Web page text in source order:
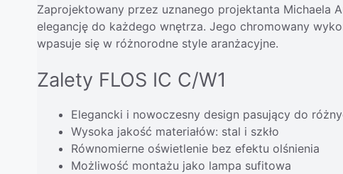
Zaprojektowany przez uznanego projektanta Michaela
elegancję do każdego wnętrza. Jego chromowany
wpasuje się w różnorodne style aranżacyjne.
Zalety FLOS IC C/W1
Elegancki i nowoczesny design pasujący do
Wysoka jakość materiałów: stal i szkło
Równomierne oświetlenie bez efektu olśnienia
Możliwość montażu jako lampa sufitowa